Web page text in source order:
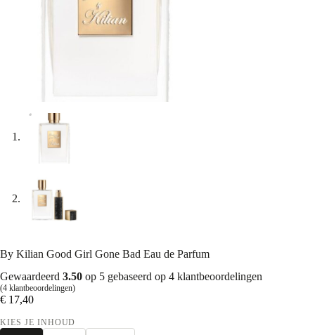
By Kilian Good Girl Gone Bad Eau de Parfum
Gewaardeerd 3.50 op 5 gebaseerd op 4 klantbeoordelingen
(4 klantbeoordelingen)
€ 17,40
KIES JE INHOUD